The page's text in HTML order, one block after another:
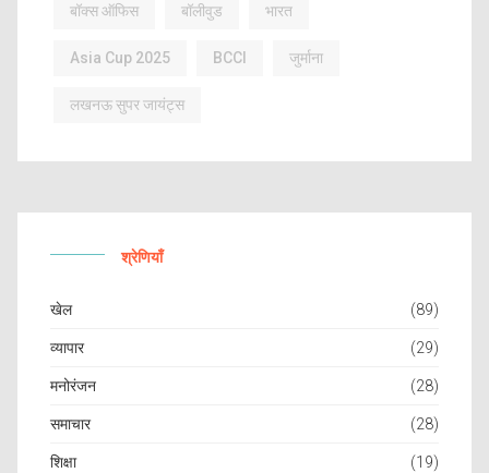
बॉक्स ऑफिस बॉलीवुड भारत
Asia Cup 2025 BCCI जुर्माना
लखनऊ सुपर जायंट्स
श्रेणियाँ
खेल (89)
व्यापार (29)
मनोरंजन (28)
समाचार (28)
शिक्षा (19)